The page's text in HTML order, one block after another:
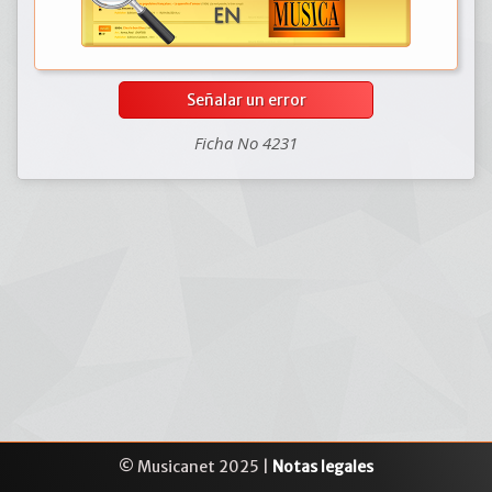
Señalar un error
Ficha No 4231
© Musicanet 2025 | Notas legales